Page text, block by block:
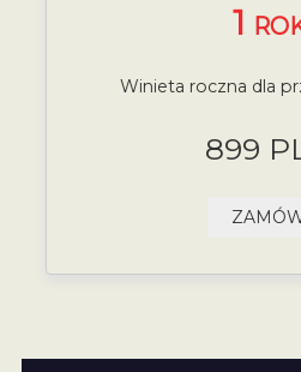
1
Winieta roczna dla
899